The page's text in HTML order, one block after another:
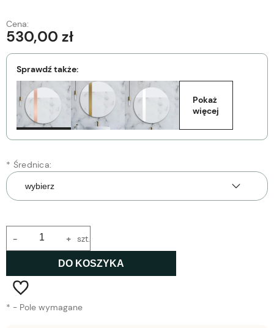
Cena:
530,00 zł
Sprawdź także:
Pokaż
więcej
* Średnica:
+
- szt.
DO KOSZYKA
* - Pole wymagane